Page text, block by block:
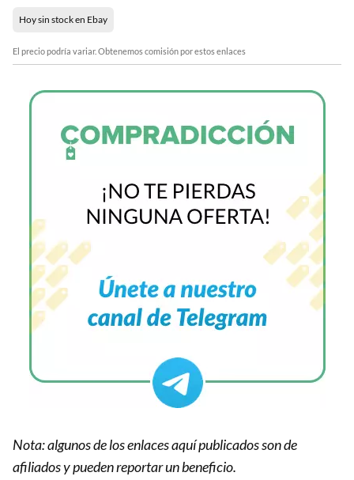
Hoy sin stock en Ebay
El precio podría variar. Obtenemos comisión por estos enlaces
Nota: algunos de los enlaces aquí publicados son de
afiliados y pueden reportar un beneficio.